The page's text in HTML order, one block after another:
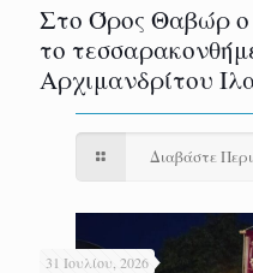
Στο Όρος Θαβώρ ο
το
Αρχιμανδρίτου
Διαβάστε
31 Ιουλίου, 2026